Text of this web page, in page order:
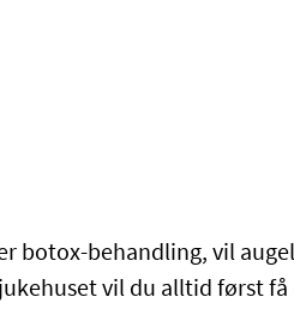
botox-behandling, vil
vil du alltid først få